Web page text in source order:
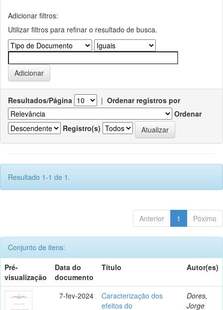
Adicionar filtros:
Utilizar filtros para refinar o resultado de busca.
Resultados/Página | Ordenar registros por
Ordenar
Registro(s)
Resultado 1-1 de 1.
Anterior 1 Póximo
Conjunto de itens:
Pré-
visualização
Data do
documento
Título Autor(es)
7-fev-2024
Caracterização dos
efeitos do
Dores,
Jorge